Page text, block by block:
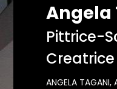
Angela
Pittrice-
Creatrice
ANGELA TAGANI,